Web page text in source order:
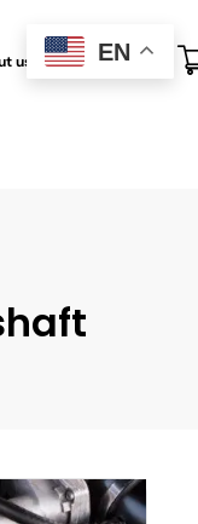
us All blog Contact us
EN